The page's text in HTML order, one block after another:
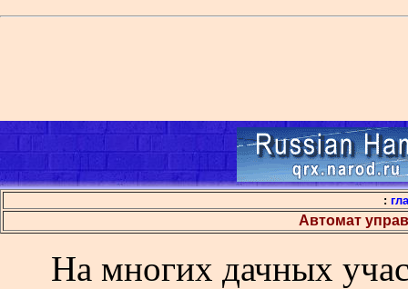
:
Автомат
На многих дачных